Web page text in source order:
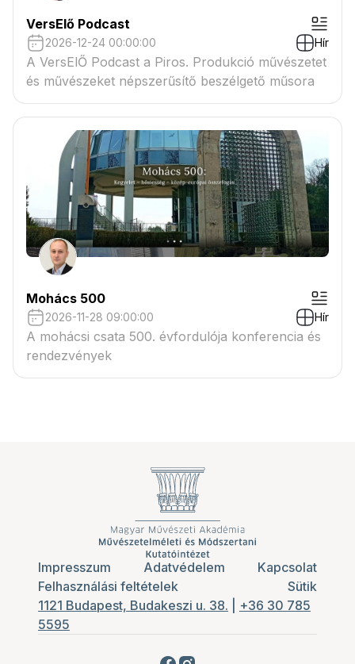
VersElő Podcast
2026-12-24 00:00:00 Hír
A VersElŐ Podcast a Piros. Produkció művészetet
és művészeket népszerűsítő beszélgető műsora
Mohács 500
2026-11-28 09:00:00 Hír
A mohácsi csata 500. évfordulója konferencia és
rendezvények
Impresszum Adatvédelem
Kapcsolat
Felhasználási feltételek
Sütik
1121 Budapest, Budakeszi u. 38.
+36 30 785
5595